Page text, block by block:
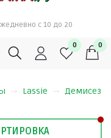
c 10 до 20
0 0
Lassie Демисезон